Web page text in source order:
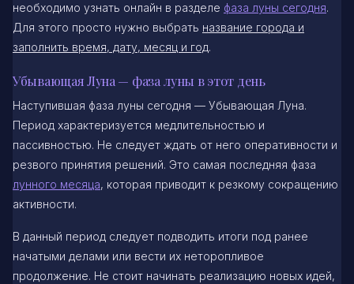
необходимо узнать онлайн в разделе фаза луны сегодня.
Для этого просто нужно выбрать название города и
заполнить время, дату, месяц и год.
Убывающая Луна — фаза луны в этот день
Наступившая фаза луны сегодня — Убывающая Луна.
Период характеризуется медлительностью и
пассивностью. Не следует ждать от него оперативности и
резвого принятия решений. Это самая последняя фаза
лунного месяца, которая приводит к резкому сокращению
активности.
В данный период следует подводить итоги под ранее
начатыми делами или вести их неторопливое
продолжение. Не стоит начинать реализацию новых идей,